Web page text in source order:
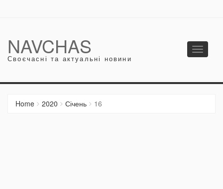
NAVCHAS
Своєчасні та актуальні новини
Toggle
Home 2020 Січень 16